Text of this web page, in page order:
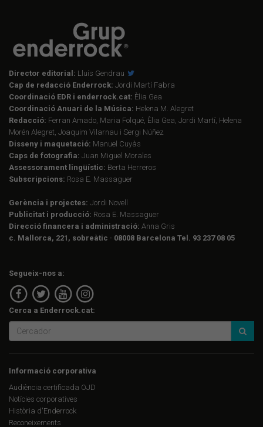
Director editorial: Lluís Gendrau
Cap de redacció Enderrock: Jordi Martí Fabra
Coordinació EDR i enderrock.cat: Èlia Gea
Coordinació Anuari de la Música: Helena M. Alegret
Redacció: Ferran Amado, Maria Folqué, Èlia Gea, Jordi Martí, Helena
Morén Alegret, Joaquim Vilarnau i Sergi Núñez
Disseny i maquetació: Manuel Cuyàs
Caps de fotografia: Juan Miguel Morales
Assessorament lingüístic: Berta Herreros
Subscripcions: Rosa E. Massaguer
Gerència i projectes: Jordi Novell
Publicitat i producció: Rosa E. Massaguer
Direcció financera i administració: Anna Gris
c. Mallorca, 221, sobreàtic · 08008 Barcelona Tel. 93 237 08 05
Segueix-nos a:
Cerca a Enderrock.cat:
Informació corporativa
Audiència certificada OJD
Notícies corporatives
Història d'Enderrock
Reconeixements